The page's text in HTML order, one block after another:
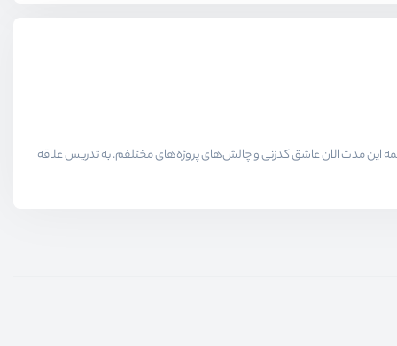
حوزه برنامه نویسی میدیم در همه این مدت الان عاشق کدزنی و چالش‌های پروژه‌های مختلفم. به تدریس علاقه